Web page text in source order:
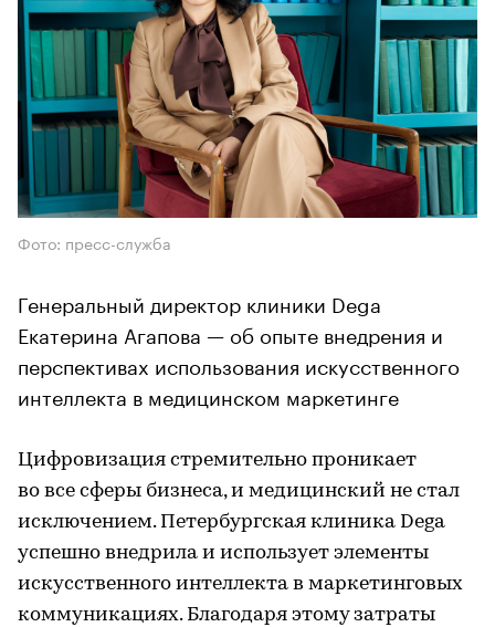
Фото: пресс-служба
Генеральный директор клиники Dega
Екатерина Агапова — об опыте внедрения и
перспективах использования искусственного
интеллекта в медицинском маркетинге
Цифровизация стремительно проникает
во все сферы бизнеса, и медицинский не стал
исключением. Петербургская клиника Dega
успешно внедрила и использует элементы
искусственного интеллекта в маркетинговых
коммуникациях. Благодаря этому затраты